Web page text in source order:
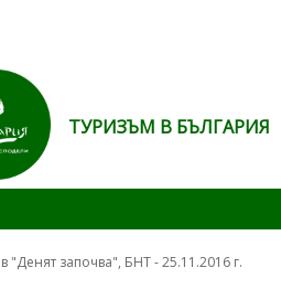
ТУРИЗЪМ В БЪЛГАРИЯ
"Денят започва", БНТ - 25.11.2016 г.